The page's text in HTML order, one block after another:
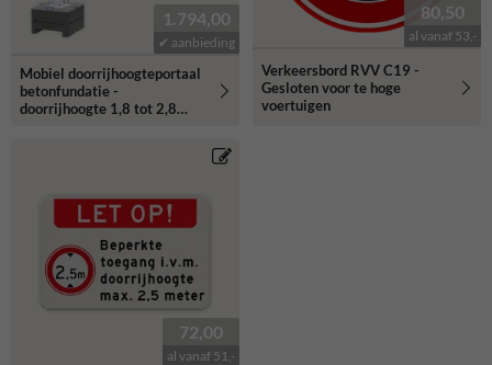
1.794,00
✔ aanbieding
Mobiel doorrijhoogteportaal
betonfundatie -
doorrijhoogte 1,8 tot 2,8
80,50
al vanaf 53,-
Verkeersbord RVV C19 -
Gesloten voor te hoge
voertuigen
72,00
al vanaf 51,-